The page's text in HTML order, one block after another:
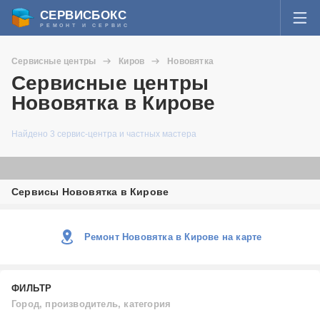
СЕРВИСБОКС
РЕМОНТ И СЕРВИС
Я забыл пароль
Регистрация
СЕРВИСЫ И МАСТЕРА
НОВОСТИ
ДОБАВИТЬ СЕРВИСНЫЙ ЦЕНТР ИЛИ ЧАСТНОГО МАСТЕРА
Сервисные центры Киров Нововятка
Сервисные центры
Нововятка в Кирове
Найдено 3 сервис-центра и частных мастера
Сервисы Нововятка в Кирове
Ремонт Нововятка в Кирове на карте
ФИЛЬТР
Город, производитель, категория